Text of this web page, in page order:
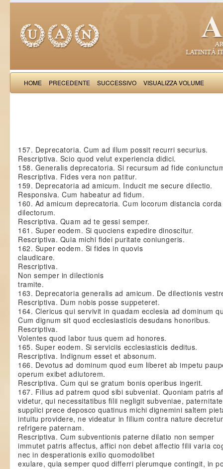
HOME PRECEDENTE SUCCESSIVO VISUALIZZA VOLUME
157. Deprecatoria. Cum ad illum possit recurri securius.
Rescriptiva. Scio quod velut experiencia didici.
158. Generalis deprecatoria. Si recursum ad fide
Rescriptiva. Fides vera non patitur.
159. Deprecatoria ad amicum. Inducit me secure dilectio.
Responsiva. Cum habeatur ad fidum.
160. Ad amicum deprecatoria. Cum locorum distancia corda
dilectorum.
Rescriptiva. Quam ad te gessi semper.
161. Super eodem. Si quociens expedire dinoscitur.
Rescriptiva. Quia michi fidei puritate coniungeris.
162. Super eodem. Si fides in quovis
claudicare.
Rescriptiva.
Non semper in dilectionis
tramite.
163. Deprecatoria generalis ad amicum. De dilectionis
Rescriptiva. Dum nobis posse suppeteret.
164. Clericus qui servivit in quadam ecclesia ad dominum
Cum dignum sit quod ecclesiasticis desudans honoribus.
Rescriptiva.
Volentes quod labor tuus quem ad honores.
165. Super eodem. Si serviciis ecclesiasticis deditus.
Rescriptiva. Indignum esset et absonum.
166. Devotus ad dominum quod eum liberet ab impetu
operum exibet adiutorem.
Rescriptiva. Cum qui se gratum bonis operibus ingerit.
167. Filius ad patrem quod sibi subveniat. Quoniam patris
videtur, qui necessitatibus filii negligit subveniae,
supplici prece deposco quatinus michi dignemini saltem
intuitu providere, ne videatur in filium contra nature
refrigere paternam.
Rescriptiva. Cum subventionis paterne dilatio non semper
immutet patris affectus, affici non debet affectio filii varia
nec in desperationis exilio quomodolibet
exulare, quia semper quod differri plerumque contingit, in